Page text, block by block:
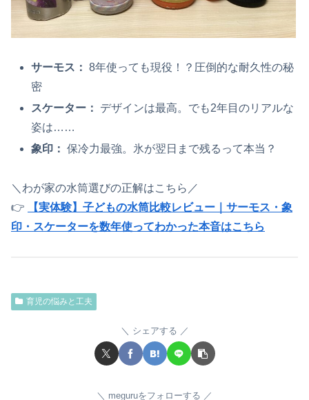
サーモス： 8年使っても現役！？圧倒的な耐久性の秘
密
スケーター：
デザインは最高。でも2年目のリアルな
姿は……
象印： 保冷力最強。氷が翌日まで残るって本当？
＼わが家の水筒選びの正解はこちら／
👉
【実体験】子どもの水筒比較レビュー｜サーモス・象
印・スケーターを数年使ってわかった本音はこちら
育児の悩みと工夫
シェアする
meguruをフォローする